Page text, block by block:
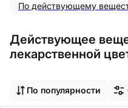
По действующему
Действующее
лекарственной
По популярности